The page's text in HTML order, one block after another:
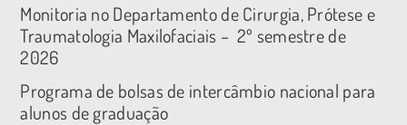
Monitoria no Departamento de Cirurgia, Prótese e
Traumatologia Maxilofaciais – 2º semestre de
2026
Programa de bolsas de intercâmbio nacional para
alunos de graduação